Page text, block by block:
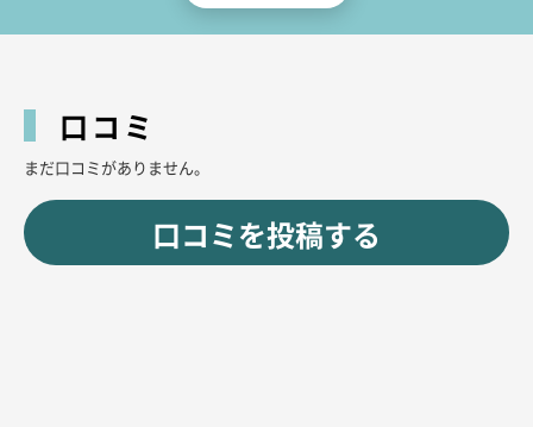
口コミ
まだ口コミがありません。
口コミを投稿する